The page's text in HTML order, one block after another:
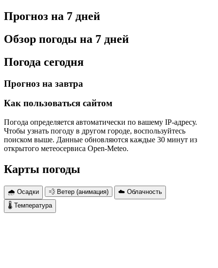
Прогноз на 7 дней
Обзор погоды на 7 дней
Погода сегодня
Прогноз на завтра
Как пользоваться сайтом
Погода определяется автоматически по вашему IP-адресу.
Чтобы узнать погоду в другом городе, воспользуйтесь
поиском выше. Данные обновляются каждые 30 минут из
открытого метеосервиса Open-Meteo.
Карты погоды
🌧 Осадки 💨 Ветер (анимация)
☁️ Облачность
🌡 Температура